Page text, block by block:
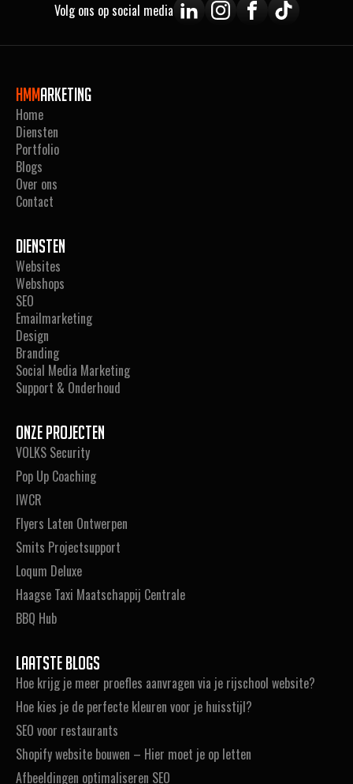
Volg ons op social media
Hmmarketing
Home
Diensten
Portfolio
Blogs
Over ons
Contact
Diensten
Websites
Webshops
SEO
Emailmarketing
Design
Branding
Social Media Marketing
Support & Onderhoud
Onze projecten
VOLKS Security
Pop Up Coaching
IWCR
Flyers Laten Ontwerpen
Smits Projectsupport
Loqum Deluxe
Haagse Taxi Maatschappij Centrale
BBQ Hub
Laatste blogs
Hoe krijg je meer proefles aanvragen via je rijschool website?
Hoe kies je de perfecte kleuren voor je huisstijl?
SEO voor restaurants
Shopify website bouwen – Hier moet je op letten
Afbeeldingen optimaliseren SEO